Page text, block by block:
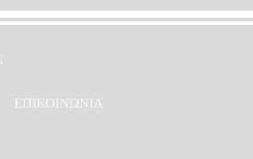
ΕΠΙΚΟΙΝΩΝΙΑ